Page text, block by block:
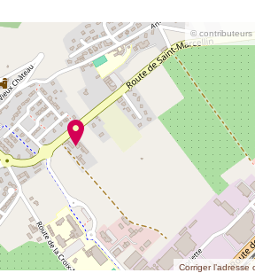
© contributeurs
Corriger l’adresse